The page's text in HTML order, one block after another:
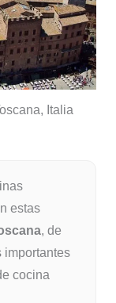
Italia
estas
, de
importantes
cocina